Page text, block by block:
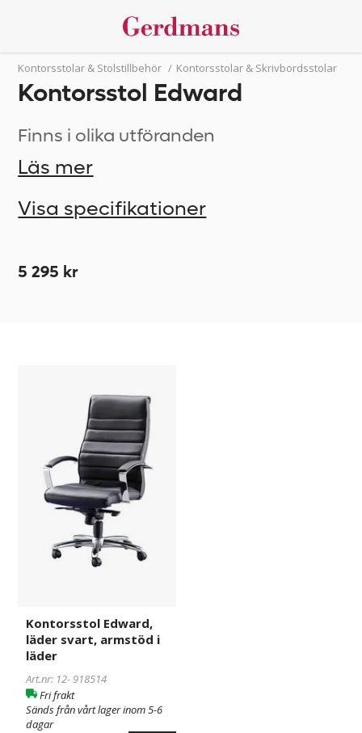
Kontorsstolar & Stolstillbehör / Kontorsstolar & Skrivbordsstolar
Kontorsstol Edward
Finns i olika utföranden
Läs mer
Visa specifikationer
5 295 kr
läder
Kontorsstol Edward,
läder svart, armstöd i
läder
Art.nr: 12-918514
Fri frakt
Sänds från vårt lager inom 5-6
dagar